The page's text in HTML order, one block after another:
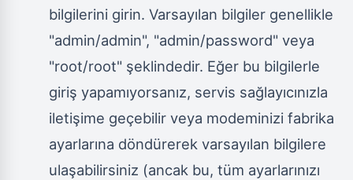
bilgilerini girin. Varsayılan bilgiler genellikle
"admin/admin", "admin/password" veya
"root/root" şeklindedir. Eğer bu bilgilerle
giriş yapamıyorsanız, servis sağlayıcınızla
iletişime geçebilir veya modeminizi fabrika
ayarlarına döndürerek varsayılan bilgilere
ulaşabilirsiniz (ancak bu, tüm ayarlarınızı